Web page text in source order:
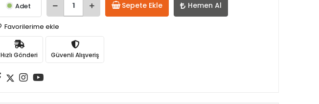
Adet Sepete Ekle Hemen Al
Favorilerime ekle
Hızlı Gönderi Güvenli Alışveriş